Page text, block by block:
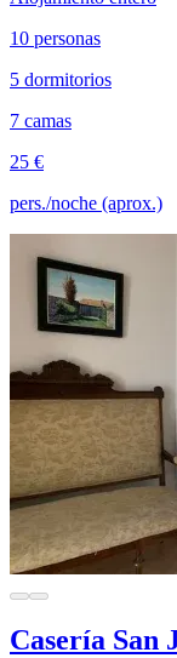
10 personas
5 dormitorios
7 camas
25 €
pers./noche (aprox.)
Casería San